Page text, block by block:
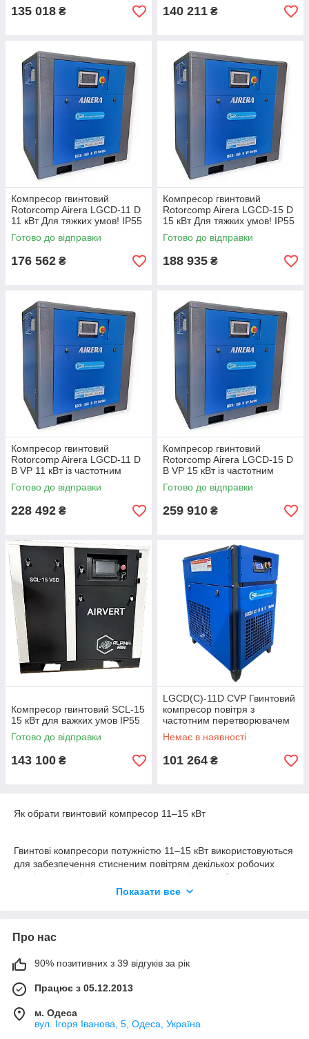
135 018 ₴ 140 211 ₴
Компресор гвинтовий
Rotorcomp Airera LGCD-11 D
11 кВт Для тяжких умов! IP55
Готово до відправки
176 562 ₴
Компресор гвинтовий
Rotorcomp Airera LGCD-15 D
15 кВт Для тяжких умов! IP55
Готово до відправки
188 935 ₴
Компресор гвинтовий
Rotorcomp Airera LGCD-11 D
B VP 11 кВт із частотним
перетворювачем Для тяжких
умов! IP55
Готово до відправки
228 492 ₴
Компресор гвинтовий
Rotorcomp Airera LGCD-15 D
B VP 15 кВт із частотним
перетворювачем Для тяжких
умов! IP55
Готово до відправки
259 910 ₴
Компресор гвинтовий SCL-15
15 кВт для важких умов IP55
Готово до відправки
143 100 ₴
LGCD(C)-11D CVP Гвинтовий
компресор повітря з
частотним перетворювачем
11 кВт / 15 HP
Немає в наявності
101 264 ₴
Як обрати гвинтовий компресор 11–15 кВт
Гвинтові компресори потужністю 11–15 кВт використовуються
для забезпечення стисненим повітрям декількох робочих
постів, пневмоінструменту та технологічного обладнання за
постійного або близького до постійного навантаження.
забезпечують стабільнішу продуктивність, розраховані на
умовах із підвищеними вимогами до надійності.
витрату повітря, робочий тиск та режим експлуатації.
Залежно від завдань доступні моделі з фіксованою швидкістю
Показати все
Про нас
90% позитивних з 39 відгуків за рік
Працює з 05.12.2013
м. Одеса
вул. Ігоря Іванова, 5, Одеса, Україна